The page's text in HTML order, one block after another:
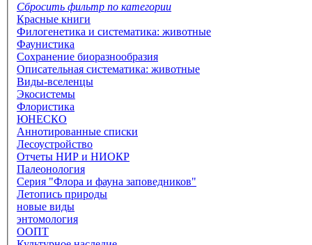
Сбросить фильтр по категории
Красные книги
Филогенетика и систематика: животные
Фаунистика
Сохранение биоразнообразия
Описательная систематика: животные
Виды-вселенцы
Экосистемы
Флористика
ЮНЕСКО
Аннотированные списки
Лесоустройство
Отчеты НИР и НИОКР
Палеонология
Серия "Флора и фауна заповедников"
Летопись природы
новые виды
энтомология
ООПТ